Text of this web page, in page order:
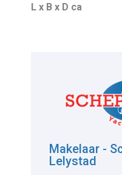
L x B x D ca
Makelaar -
Lelystad